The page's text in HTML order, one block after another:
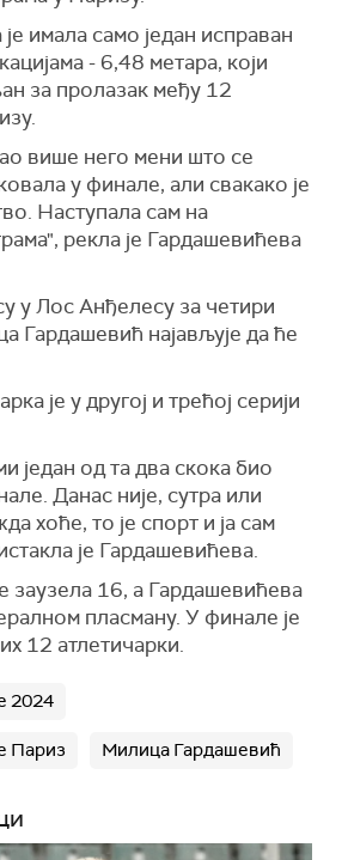
имала само један исправан
- 6,48 метара, који
за пролазак међу 12
више него мени што се
у финале, али свакако је
Наступала сам на
рекла је Гардашевићева
у Лос Анђелесу за четири
Гардашевић најављује да ће
је у другој и трећој серији
један од та два скока био
Данас није, сутра или
хоће, то је спорт и ја сам
је Гардашевићева.
заузела 16, а Гардашевићева
пласману. У финале је
12 атлетичарки.
2024
Париз Милица Гардашевић